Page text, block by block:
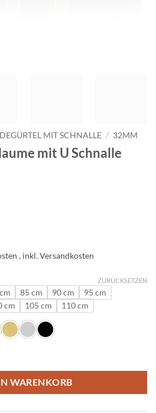
MIT SCHNALLE / 32MM
mit U Schnalle
85 cm 90 cm
95 cm
cm
105 cm 110 cm
ZURÜCKSETZEN
WARENKORB